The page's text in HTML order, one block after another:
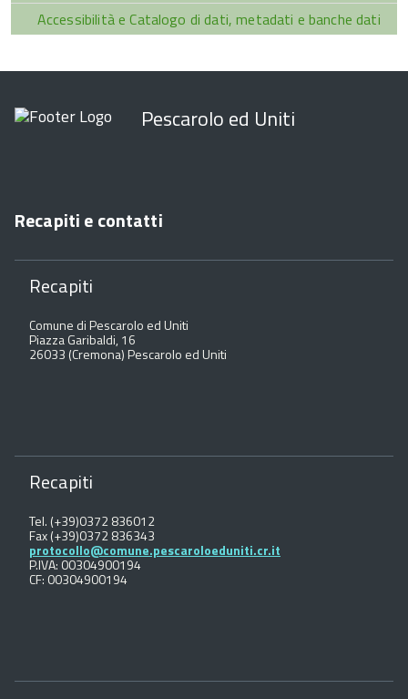
Accessibilità e Catalogo di dati, metadati e banche dati
Pescarolo ed Uniti
Recapiti e contatti
Recapiti
Comune di Pescarolo ed Uniti
Piazza Garibaldi, 16
26033 (Cremona) Pescarolo ed Uniti
Recapiti
Tel. (+39)0372 836012
Fax (+39)0372 836343
protocollo@comune.pescaroloeduniti.cr.it
P.IVA: 00304900194
CF: 00304900194